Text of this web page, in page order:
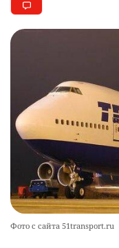
Фото с сайта 51transport.ru